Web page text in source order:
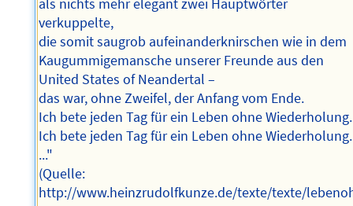
als nichts mehr elegant zwei Hauptwörter
verkuppelte,
die somit saugrob aufeinanderknirschen wie in dem
Kaugummigemansche unserer Freunde aus den
United States of Neandertal –
das war, ohne Zweifel, der Anfang vom Ende.
Ich bete jeden Tag für ein Leben ohne Wiederholung.
Ich bete jeden Tag für ein Leben ohne Wiederholung.
..."
(Quelle:
http://www.heinzrudolfkunze.de/texte/texte/